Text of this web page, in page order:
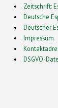
Zeitschrift:
Deutsche
Deutscher
Impressum
DSGVO-